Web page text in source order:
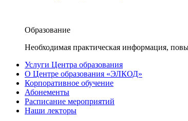
Образование
Необходимая практическая информация,
Услуги Центра образования
О Центре образования «ЭЛКОД»
Корпоративное обучение
Абонементы
Расписание мероприятий
Наши лекторы